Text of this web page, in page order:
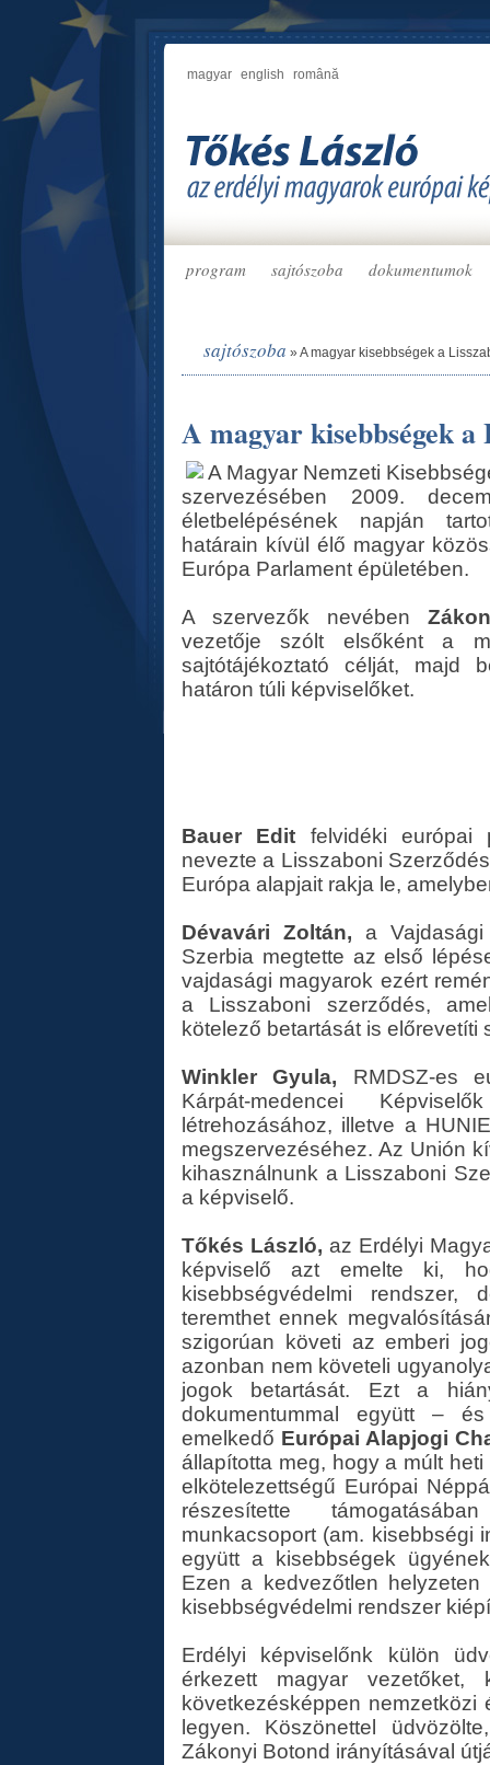
magyar english română
program sajtószoba dokumentumok
sajtószoba » A magyar kisebbségek a
A magyar kisebbségek
A Magyar Nemzeti
szervezésében 2009.
életbelépésének napján
határain kívül élő magyar
Európa Parlament épületében.
A szervezők nevében
vezetője szólt elsőként a
sajtótájékoztató célját, majd
határon túli képviselőket.
Bauer Edit felvidéki európai
nevezte a Lisszaboni
Európa alapjait rakja le,
Dévavári Zoltán, a
Szerbia megtette az első
vajdasági magyarok ezért
a Lisszaboni szerződés,
kötelező betartását is előrevetíti
Winkler Gyula, RMDSZ-es
Kárpát-medencei
létrehozásához, illetve a
megszervezéséhez. Az Unión
kihasználnunk a Lisszaboni
a képviselő.
Tőkés László, az Erdélyi
képviselő azt emelte ki,
kisebbségvédelmi
teremthet ennek
szigorúan követi az emberi
azonban nem követeli
jogok betartását. Ezt a
dokumentummal együtt –
emelkedő Európai Alapjogi
állapította meg, hogy a múlt
elkötelezettségű Európai
részesítette
munkacsoport (am. kisebbségi
együtt a kisebbségek
Ezen a kedvezőtlen
kisebbségvédelmi rendszer
Erdélyi képviselőnk külön
érkezett magyar vezetőket,
következésképpen
legyen. Köszönettel
Zákonyi Botond irányításával